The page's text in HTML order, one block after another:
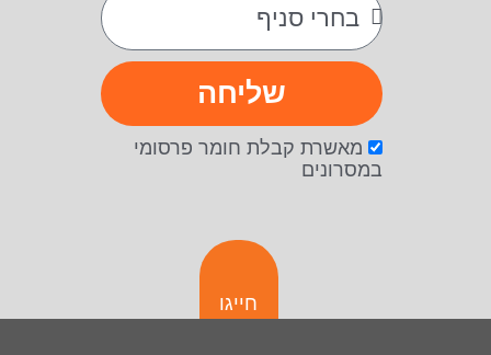
מאשרת קבלת חומר פרסומי
במסרונים
שליחה
חייגו